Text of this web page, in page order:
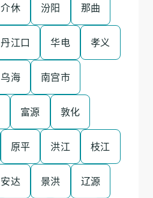
介休 汾阳 那曲
丹江口 华电 孝义
乌海 南宫市
富源 敦化
原平 洪江 枝江
安达 景洪 辽源